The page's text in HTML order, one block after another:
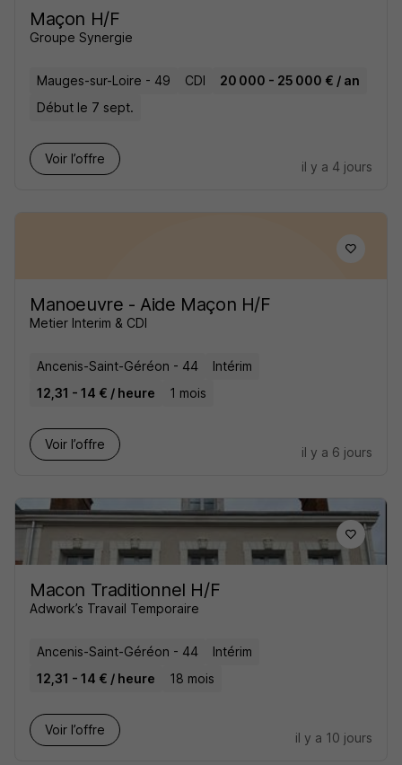
Maçon H/F
Groupe Synergie
Mauges-sur-Loire - 49 CDI
20 000 - 25 000 € / an
Début le 7 sept.
Voir l’offre
il y a 4 jours
Manoeuvre - Aide Maçon H/F
Metier Interim & CDI
Ancenis-Saint-Géréon - 44
Intérim
12,31 - 14 € / heure
1 mois
Voir l’offre
il y a 6 jours
Macon Traditionnel H/F
Adwork’s Travail Temporaire
Ancenis-Saint-Géréon - 44
Intérim
12,31 - 14 € / heure
18 mois
Voir l’offre
il y a 10 jours